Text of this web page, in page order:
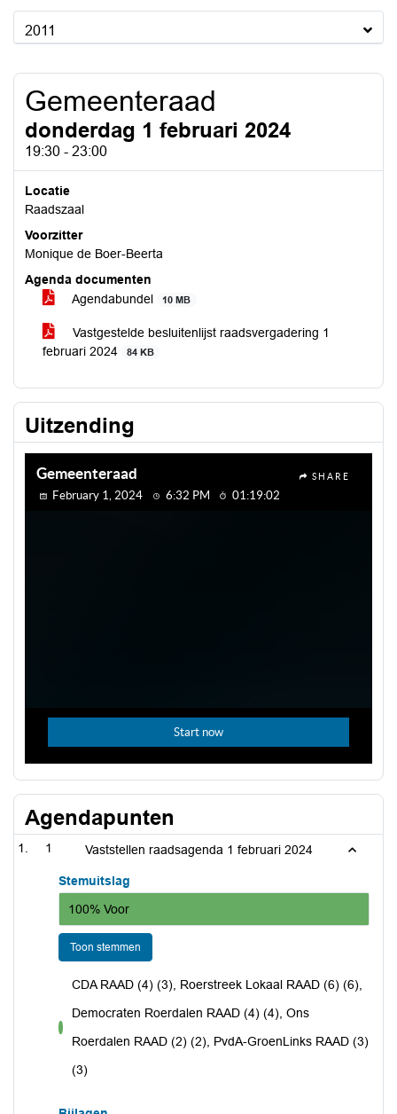
2011
Gemeenteraad
donderdag 1 februari 2024
19:30 - 23:00
Locatie
Raadszaal
Voorzitter
Monique de Boer-Beerta
Agenda documenten
Agendabundel
10 MB
Vastgestelde besluitenlijst raadsvergadering 1
februari 2024
84 KB
Uitzending
Agendapunten
1 Vaststellen raadsagenda 1 februari 2024
Stemuitslag
100% Voor
Toon stemmen
voor
CDA RAAD (4) (3), Roerstreek Lokaal RAAD (6) (6),
Democraten Roerdalen RAAD (4) (4), Ons
Roerdalen RAAD (2) (2), PvdA-GroenLinks RAAD (3)
(3)